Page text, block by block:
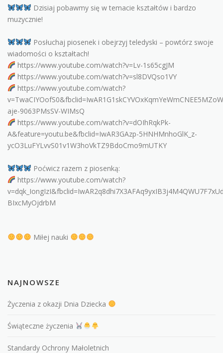
Dzisiaj pobawmy się w temacie kształtów i bardzo
muzycznie!
Posłuchaj piosenek i obejrzyj teledyski – powtórz swoje
wiadomości o kształtach!
https://www.youtube.com/watch?v=Lv-1s65cgJM
https://www.youtube.com/watch?v=sl8DVQso1VY
https://www.youtube.com/watch?
aje-9063PMsSV-WIMsQ
https://www.youtube.com/watch?v=dOIhRqkPk-
A&feature=youtu.be&fbclid=IwAR3GAzp-5HNHMnhoGlK_z-
ycO3LuFYLvvS01v1W3hoVkTZ9BdoCmo9mUTKY
Poćwicz razem z piosenką:
https://www.youtube.com/watch?
BIxcMyOjdrbM
Miłej nauki
NAJNOWSZE
Życzenia z okazji Dnia Dziecka
Świąteczne życzenia
Standardy Ochrony Małoletnich